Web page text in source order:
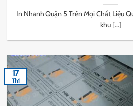
In Nhanh Quận 5 Trên Mọi Chất Liệu
khu [...]
17
Th1